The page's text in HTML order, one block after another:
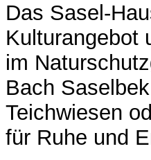
Das Sasel-
Kulturangebot
im
Bach
Teichwiesen
für Ruhe und